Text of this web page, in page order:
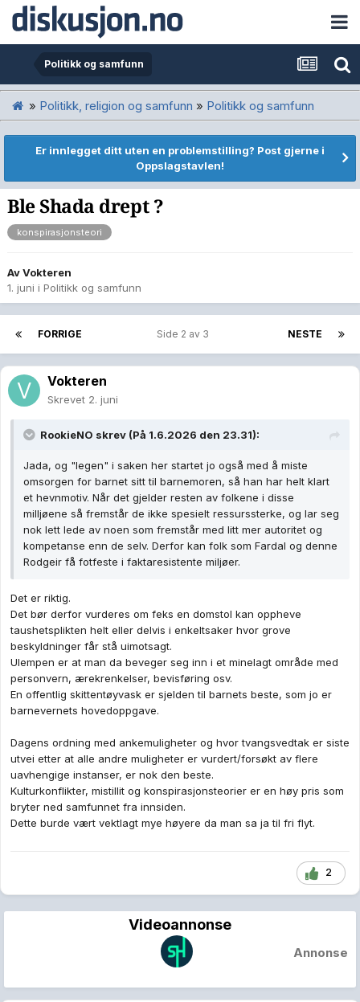
Politikk og samfunn
» Politikk, religion og samfunn » Politikk og samfunn
Er innlegget ditt uten en problemstilling? Post gjerne i
Oppslagstavlen!
Ble Shada drept ?
konspirasjonsteori
AvVokteren
1. juni i Politikk og samfunn
FORRIGE NESTE
Side 2 av 3
Vokteren
Skrevet 2. juni
RookieNO skrev (På 1.6.2026 den 23.31):
Jada, og "legen" i saken her startet jo også med å miste
omsorgen for barnet sitt til barnemoren, så han har helt klart
et hevnmotiv. Når det gjelder resten av folkene i disse
milljøene så fremstår de ikke spesielt ressurssterke, og lar seg
nok lett lede av noen som fremstår med litt mer autoritet og
kompetanse enn de selv. Derfor kan folk som Fardal og denne
Rodgeir få fotfeste i faktaresistente miljøer.
Det er riktig.
Det bør derfor vurderes om feks en domstol kan oppheve
taushetsplikten helt eller delvis i enkeltsaker hvor grove
beskyldninger får stå uimotsagt.
Ulempen er at man da beveger seg inn i et minelagt område med
personvern, ærekrenkelser, bevisføring osv.
En offentlig skittentøyvask er sjelden til barnets beste, som jo er
barnevernets hovedoppgave.
Dagens ordning med ankemuligheter og hvor tvangsvedtak er siste
utvei etter at alle andre muligheter er vurdert/forsøkt av flere
uavhengige instanser, er nok den beste.
Kulturkonflikter, mistillit og konspirasjonsteorier er en høy pris som
bryter ned samfunnet fra innsiden.
Dette burde vært vektlagt mye høyere da man sa ja til fri flyt.
2
Videoannonse
Annonse